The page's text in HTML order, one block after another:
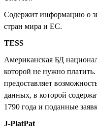
Содержит информацию о
стран мира и ЕС.
TESS
Американская БД
которой не нужно
предоставляет
данных, в которой
1790 года и поданные
J-PlatPat